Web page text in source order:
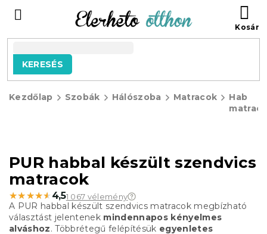
tartalomhoz
KERESÉS
Kezdőlap Szobák Hálószoba Matracok
Hab
PUR habbal készült szendvics
matracok
★★★★★
★★★★★ 4,51 067 vélemény
A PUR habbal készült szendvics matracok megbízható
választást jelentenek mindennapos kényelmes
alváshoz. Többrétegű felépítésük egyenletes